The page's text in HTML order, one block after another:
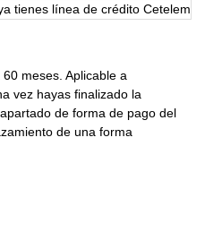
tienes línea de crédito Cetelem
meses. Aplicable a
vez hayas finalizado la
de forma de pago del
de una forma